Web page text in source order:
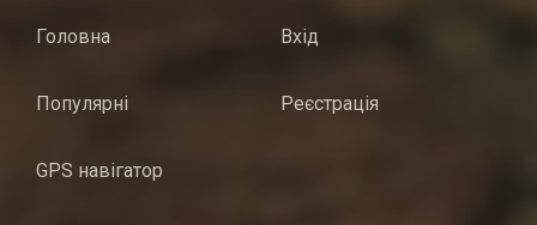
Головна
Популярні
GPS навігатор
Вхід
Реєстрація